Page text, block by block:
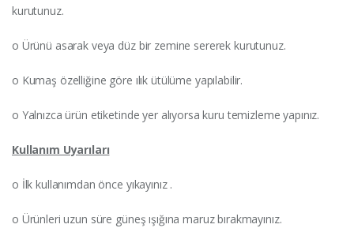
kurutunuz.
o Ürünü asarak veya düz bir zemine sererek kurutunuz.
o Kumaş özelliğine göre ılık ütülüme yapılabilir.
o Yalnızca ürün etiketinde yer alıyorsa kuru temizleme yapınız.
Kullanım Uyarıları
o İlk kullanımdan önce yıkayınız .
o Ürünleri uzun süre güneş ışığına maruz bırakmayınız.